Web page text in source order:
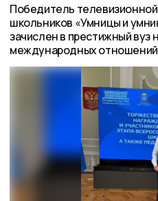
Победитель
школьников «Умницы и
зачислен в престижный вуз
международных